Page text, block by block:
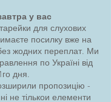
у вас
для слухових
посилку вже на
жодних переплат. Ми
по Україні від
дня.
пропозицію -
не тількои елементи